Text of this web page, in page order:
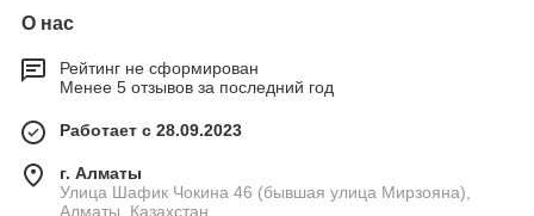
О нас
Рейтинг не сформирован
Менее 5 отзывов за последний год
Работает с 28.09.2023
г. Алматы
Улица Шафик Чокина 46 (бывшая улица Мирзояна),
Алматы, Казахстан